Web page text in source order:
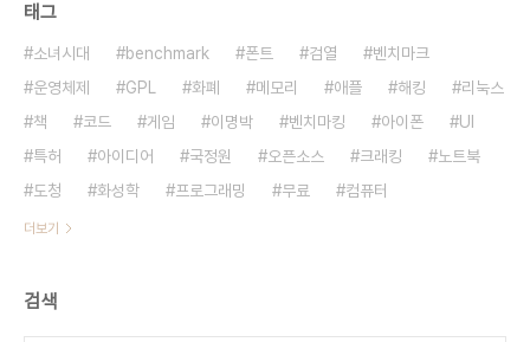
태그
소녀시대 benchmark 폰트 검열
벤치마크
운영체제
GPL 화폐 메모리 애플 해킹
리눅스
책
코드 게임 이명박 벤치마킹 아이폰
UI
특허
아이디어 국정원 오픈소스 크래킹
노트북
도청
화성학 프로그래밍 무료 컴퓨터
더보기
검색